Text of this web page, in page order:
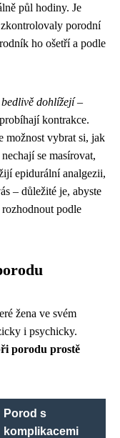
půl hodiny. Je
zkontrolovaly porodní
ho ošetří a podle
dohlížejí–
kontrakce.
možnost vybrat si, jak
se masírovat,
epidurální analgezii,
– důležité je, abyste
rozhodnout podle
žena ve svém
i psychicky.
porodu prostě
Porod s
komplikacemi